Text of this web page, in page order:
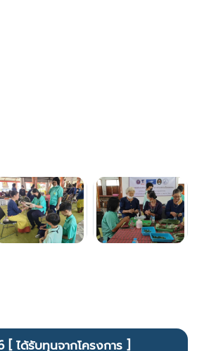
[ ได้รับทุนจากโครงการ ]